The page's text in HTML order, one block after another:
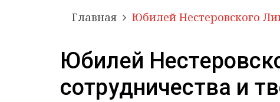
Главная Юбилей Нестеровского
Юбилей
сотрудничества и